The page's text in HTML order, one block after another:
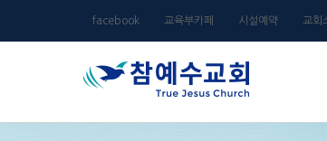
to
facebook 교육부카페 시설예약 교회